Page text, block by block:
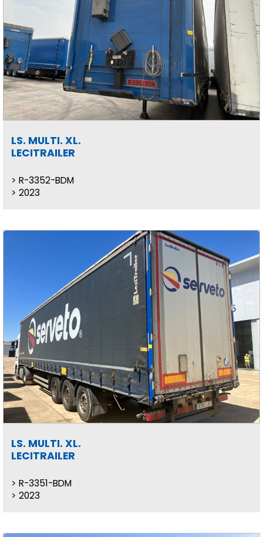
LS. MULTI. XL.
LECITRAILER
R-3352-BDM
2023
LS. MULTI. XL.
LECITRAILER
R-3351-BDM
2023